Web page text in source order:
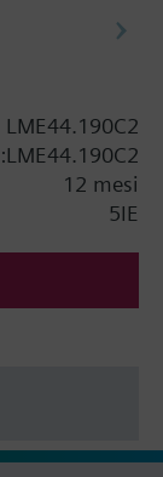
LME44.190C2
12 mesi
5IE